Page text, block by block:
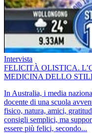
Intervista
FELICITÀ OLISTICA.
MEDICINA DELLO
In Australia, i media
docente di una scuola
fisico, natura, amici,
consigli semplici, ma
essere più felici, secondo...